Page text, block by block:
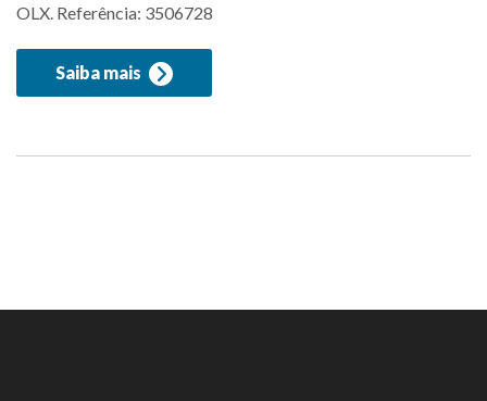
OLX. Referência: 3506728
Saiba mais